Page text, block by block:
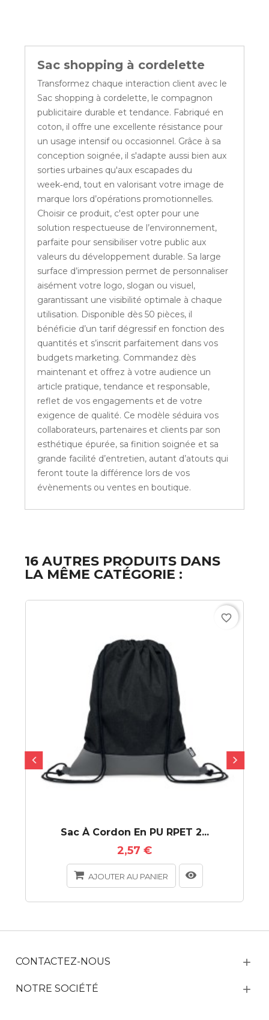
Sac shopping à cordelette
Transformez chaque interaction client avec le
Sac shopping à cordelette, le compagnon
publicitaire durable et tendance. Fabriqué en
coton, il offre une excellente résistance pour
un usage intensif ou occasionnel. Grâce à sa
conception soignée, il s'adapte aussi bien aux
sorties urbaines qu'aux escapades du
week‑end, tout en valorisant votre image de
marque lors d’opérations promotionnelles.
Choisir ce produit, c'est opter pour une
solution respectueuse de l’environnement,
parfaite pour sensibiliser votre public aux
valeurs du développement durable. Sa large
surface d’impression permet de personnaliser
aisément votre logo, slogan ou visuel,
garantissant une visibilité optimale à chaque
utilisation. Disponible dès 50 pièces, il
bénéficie d’un tarif dégressif en fonction des
quantités et s’inscrit parfaitement dans vos
budgets marketing. Commandez dès
maintenant et offrez à votre audience un
article pratique, tendance et responsable,
reflet de vos engagements et de votre
exigence de qualité. Ce modèle séduira vos
collaborateurs, partenaires et clients par son
esthétique épurée, sa finition soignée et sa
grande facilité d’entretien, autant d’atouts qui
feront toute la différence lors de vos
évènements ou ventes en boutique.
16 AUTRES PRODUITS DANS
LA MÊME CATÉGORIE :
Sac À Cordon En PU RPET 2...
2,57 €
AJOUTER AU PANIER
favorite_border
CONTACTEZ-NOUS
NOTRE SOCIÉTÉ